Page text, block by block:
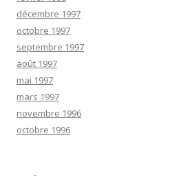
décembre 1997
octobre 1997
septembre 1997
août 1997
mai 1997
mars 1997
novembre 1996
octobre 1996